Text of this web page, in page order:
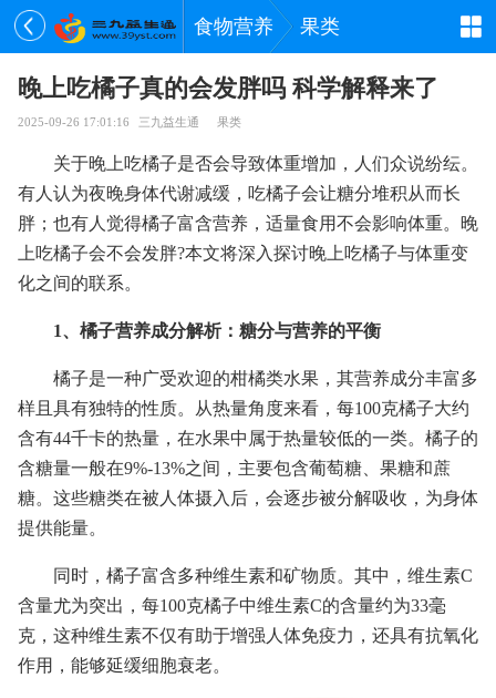
食物营养 果类
晚上吃橘子真的会发胖吗 科学解释来了
2025-09-26 17:01:16 三九益生通 果类
关于晚上吃橘子是否会导致体重增加，人们众说纷纭。
有人认为夜晚身体代谢减缓，吃橘子会让糖分堆积从而长
胖；也有人觉得橘子富含营养，适量食用不会影响体重。晚
上吃橘子会不会发胖?本文将深入探讨晚上吃橘子与体重变
化之间的联系。
1、橘子营养成分解析：糖分与营养的平衡
橘子是一种广受欢迎的柑橘类水果，其营养成分丰富多
样且具有独特的性质。从热量角度来看，每100克橘子大约
含有44千卡的热量，在水果中属于热量较低的一类。橘子的
含糖量一般在9%-13%之间，主要包含葡萄糖、果糖和蔗
糖。这些糖类在被人体摄入后，会逐步被分解吸收，为身体
提供能量。
同时，橘子富含多种维生素和矿物质。其中，维生素C
含量尤为突出，每100克橘子中维生素C的含量约为33毫
克，这种维生素不仅有助于增强人体免疫力，还具有抗氧化
作用，能够延缓细胞衰老。